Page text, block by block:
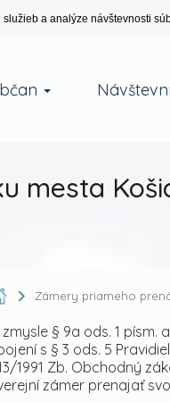
a analýze návštevnosti
mesta
Zámery priameho
zmysle § 9a ods. 1 písm.
s § 3 ods. 5
1991 Zb. Obchodný
zámer prenajať